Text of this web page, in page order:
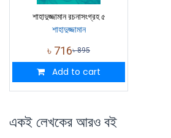
শাহাদুজ্জামান রচনাসংগ্রহ ৫
শাহাদুজ্জামান
৳ 716৳895
Add to cart
একই লেখকের আরও বই